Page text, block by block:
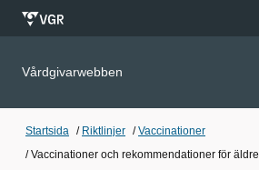
Vårdgivarwebben
Startsida / Riktlinjer /Vaccinationer
/Vaccinationer och rekommendationer för äldre